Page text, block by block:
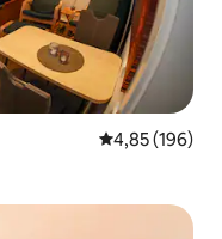
Średnia
4,85 (196)